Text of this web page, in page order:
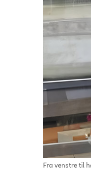
Fra venstre til